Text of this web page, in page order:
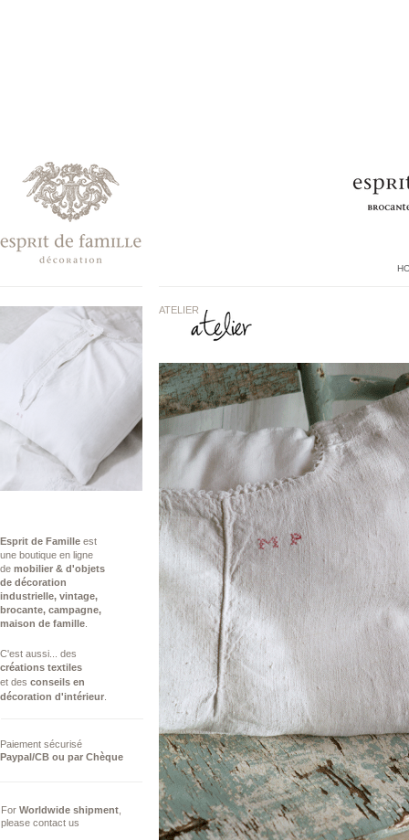
ATELIER
Esprit de Famille est
une boutique en ligne
de mobilier & d'objets
de décoration
industrielle, vintage,
brocante, campagne,
maison de famille
C'est aussi...​ des
créations textiles
et des conseils ​en
décoration d'intérieur
Paiement sécurisé
Paypal/CB ou par Chèque
For Worldwide shipment
please contact us